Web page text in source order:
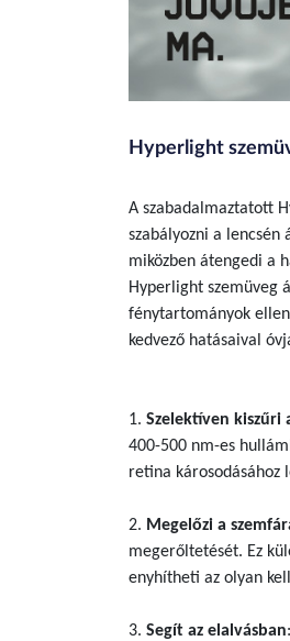
Hyperlight
A szabadalmaztatott
szabályozni a
miközben átengedi a
Hyperlight szemüveg
fénytartományok
kedvező hatásaival
1. Szelektíven kiszűri
400-500 nm-es
retina károsodásához
2. Megelőzi a
megerőltetését. Ez
enyhítheti az olyan
3. Segít az elalvásban